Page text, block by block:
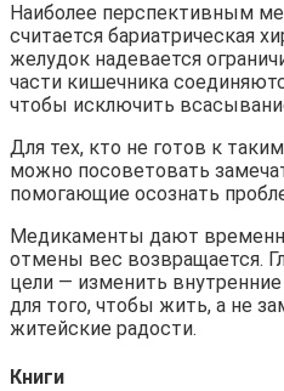
Наиболее перспективным
считается бариатрическая
желудок надевается
части кишечника
чтобы исключить
Для тех, кто не готов к
можно посоветовать
помогающие осознать
Медикаменты дают
отмены вес возвращается.
цели — изменить
для того, чтобы жить, а не
житейские радости.
Книги